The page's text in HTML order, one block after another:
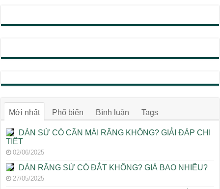
Mới nhất Phổ biến Bình luận Tags
DÁN SỨ CÓ CẦN MÀI RĂNG KHÔNG? GIẢI ĐÁP CHI
TIẾT
02/06/2025
DÁN RĂNG SỨ CÓ ĐẮT KHÔNG? GIÁ BAO NHIÊU?
27/05/2025